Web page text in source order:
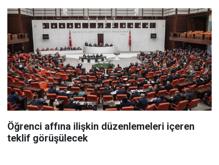
Öğrenci affına ilişkin düzenlemeleri içeren
teklif görüşülecek